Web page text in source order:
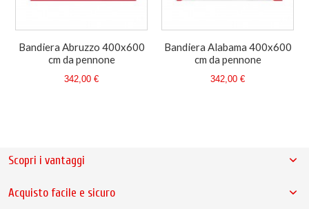
Bandiera Abruzzo 400x600
cm da pennone
342,00 €
Bandiera Alabama 400x600
cm da pennone
342,00 €
Scopri i vantaggi
Acquisto facile e sicuro